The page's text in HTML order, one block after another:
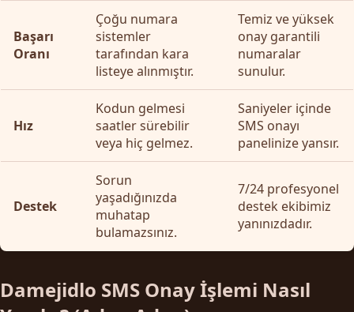
Başarı
Oranı
Çoğu numara
sistemler
tarafından kara
listeye alınmıştır.
Temiz ve yüksek
onay garantili
numaralar
sunulur.
Hız
Kodun gelmesi
saatler sürebilir
veya hiç gelmez.
Saniyeler içinde
SMS onayı
panelinize yansır.
Destek
Sorun
yaşadığınızda
muhatap
bulamazsınız.
7/24 profesyonel
destek ekibimiz
yanınızdadır.
Damejidlo SMS Onay İşlemi Nasıl